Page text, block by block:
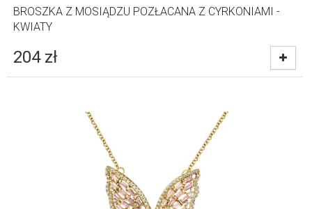
BROSZKA Z MOSIĄDZU POZŁACANA Z CYRKONIAMI -
KWIATY
204 zł